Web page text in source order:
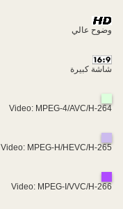
وضوح عالي
شاشة كبيرة
Video: MPEG-4/AVC/H-264
Video: MPEG-H/HEVC/H-265
Video: MPEG-I/VVC/H-266